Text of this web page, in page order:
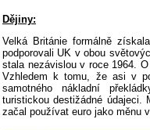
Dějiny:
Velká Británie formálně
podporovali UK v obou
stala nezávislou v roce 1964.
Vzhledem k tomu, že asi v
samotného nákladní
turistickou destižádné
začal používat euro jako měnu